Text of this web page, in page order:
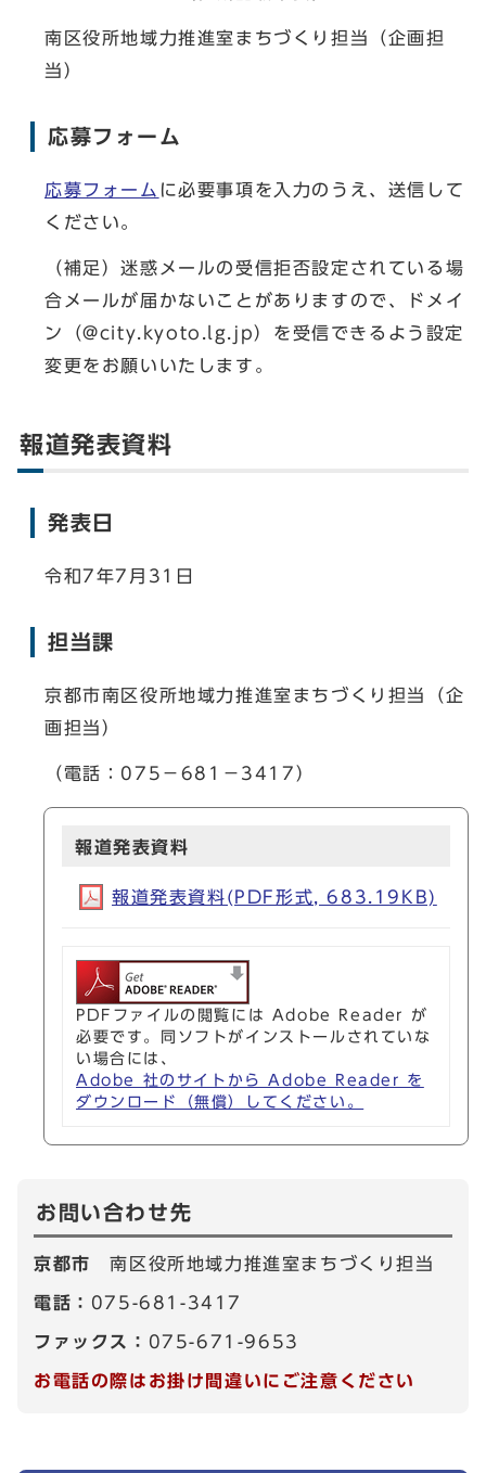
南区役所地域力推進室まちづくり担当（企画担
当）
応募フォーム
応募フォーム に必要事項を入力のうえ、送信して
ください。
（補足）迷惑メールの受信拒否設定されている場
合メールが届かないことがありますので、ドメイ
ン（@city.kyoto.lg.jp）を受信できるよう設定
変更をお願いいたします。
報道発表資料
発表日
令和7年7月31日
担当課
京都市南区役所地域力推進室まちづくり担当（企
画担当）
（電話：075－681－3417）
報道発表資料
報道発表資料(PDF形式, 683.19KB)
PDFファイルの閲覧には Adobe Reader が
必要です。同ソフトがインストールされていな
い場合には、
Adobe 社のサイトから Adobe Reader を
ダウンロード（無償）してください。
お問い合わせ先
京都市南区役所地域力推進室まちづくり担当
電話： 075-681-3417
ファックス： 075-671-9653
お電話の際はお掛け間違いにご注意ください